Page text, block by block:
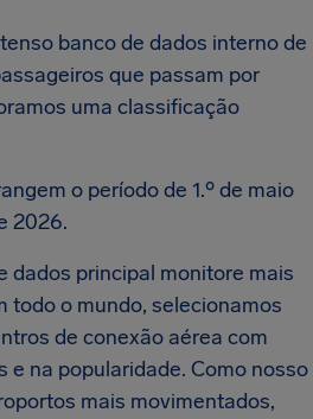
banco de dados interno de
que passam por
uma classificação
o período de 1.º de maio
2026.
dados principal monitore mais
todo o mundo, selecionamos
de conexão aérea com
e na popularidade. Como nosso
mais movimentados,